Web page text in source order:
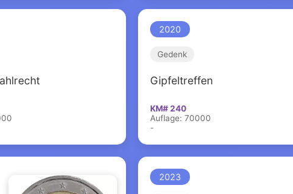
2020
Gedenk
Gipfeltreffen
KM# 240
Auflage: 70000
-
2023